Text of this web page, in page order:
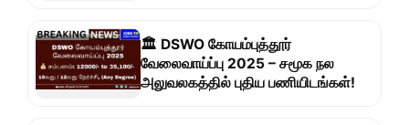
🏛 DSWO கோயம்புத்தூர்
வேலைவாய்ப்பு 2025 – சமூக நல
அலுவலகத்தில் புதிய பணியிடங்கள்!